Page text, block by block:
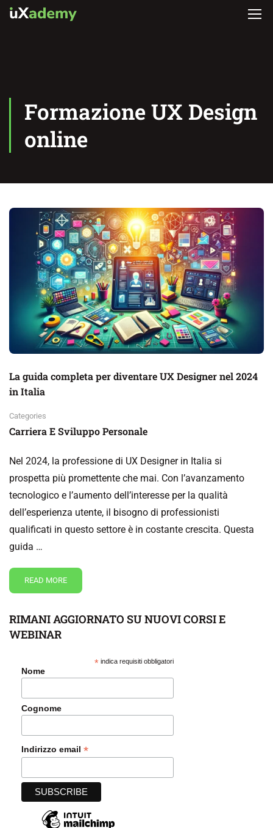
Formazione UX Design
online
La guida completa per diventare UX Designer nel 2024
in Italia
Categories
Carriera E Sviluppo Personale
Nel 2024, la professione di UX Designer in Italia si
prospetta più promettente che mai. Con l’avanzamento
tecnologico e l’aumento dell’interesse per la qualità
dell’esperienza utente, il bisogno di professionisti
qualificati in questo settore è in costante crescita. Questa
guida …
READ MORE
RIMANI AGGIORNATO SU NUOVI CORSI E
WEBINAR
*indica requisiti obbligatori
Nome
Cognome
Indirizzo email *